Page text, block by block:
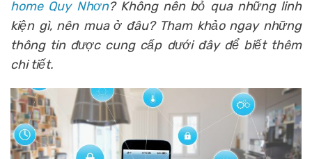
home Quy Nhơn? Không nên bỏ qua những linh
kiện gì, nên mua ở đâu? Tham khảo ngay những
thông tin được cung cấp dưới đây để biết thêm
chi tiết.